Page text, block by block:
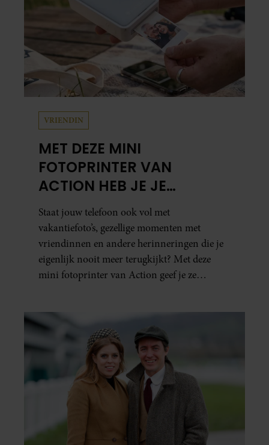
VRIENDIN
MET DEZE MINI
FOTOPRINTER VAN
ACTION HEB JE JE
FAVORIETE FOTO’S BINNEN
ÉÉN MINUUT IN HANDEN
Staat jouw telefoon ook vol met
vakantiefoto’s, gezellige momenten met
vriendinnen en andere herinneringen die je
eigenlijk nooit meer terugkijkt? Met deze
mini fotoprinter van Action geef je ze
al in handen.